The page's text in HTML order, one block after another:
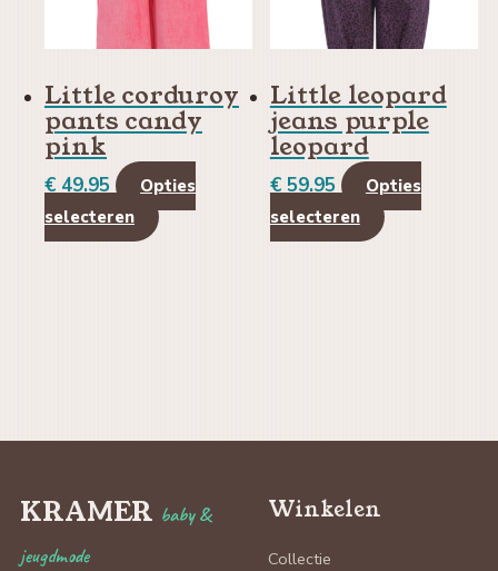
gekozen
worden
op
de
productpagina
gekozen
worden
de
Little corduroy
pants candy
pink
€ 49.95
Opties
selecteren
Dit
op
Little leopard
jeans purple
leopard
€59.95
Opties
selecteren
Dit
KRAMER baby &
jeugdmode
Winkelen
Collectie